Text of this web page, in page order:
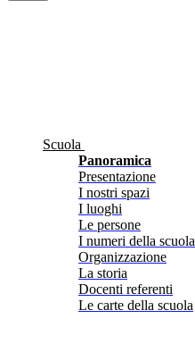
Scuola
Panoramica
Presentazione
I nostri spazi
I luoghi
Le persone
I numeri della scuola
Organizzazione
La storia
Docenti referenti
Le carte della scuola